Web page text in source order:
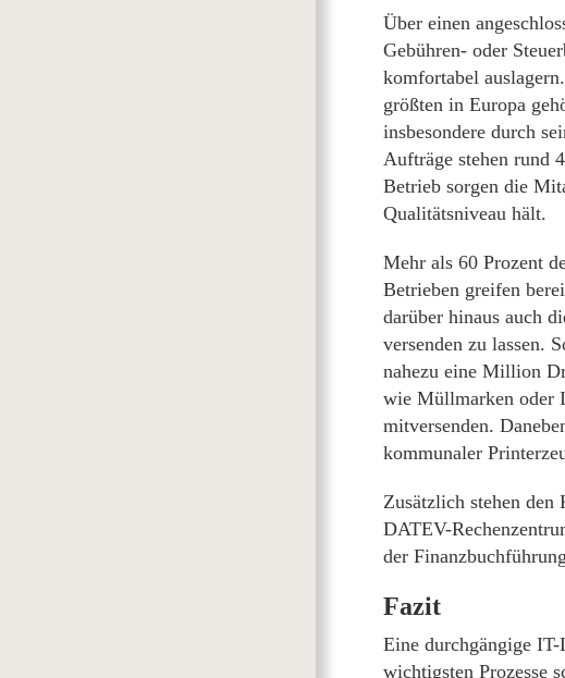
Über einen
Gebühren- oder
komfortabel
größten in Europa
insbesondere durch
Aufträge stehen rund
Betrieb sorgen die
Qualitätsniveau hält.
Mehr als 60 Prozent
Betrieben greifen
darüber hinaus auch
versenden zu lassen.
nahezu eine Million
wie Müllmarken oder
mitversenden.
kommunaler
Zusätzlich stehen den
DATEV-
der
Fazit
Eine durchgängige
wichtigsten Prozesse